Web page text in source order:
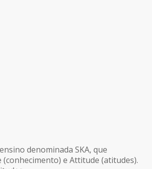
denominada SKA, que
e Attitude (atitudes).